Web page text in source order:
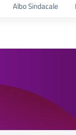
Albo Sindacale